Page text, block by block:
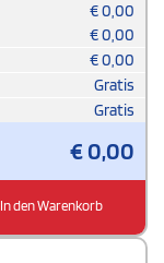
€0,00
€0,00
€0,00
Gratis
Gratis
€0,00
In den Warenkorb